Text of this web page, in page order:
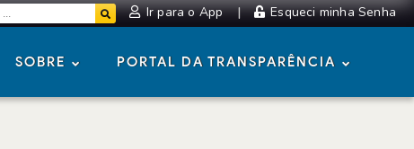
Esqueci minha Senha
Ir para o App |
SOBRE PORTAL DA TRANSPARÊNCIA